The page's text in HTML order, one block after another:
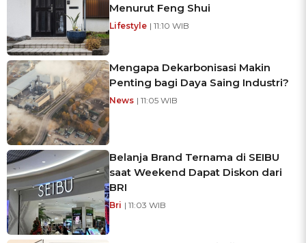
Menurut Feng Shui
Lifestyle | 11:10 WIB
Mengapa Dekarbonisasi Makin
Penting bagi Daya Saing Industri?
News | 11:05 WIB
Belanja Brand Ternama di SEIBU
saat Weekend Dapat Diskon dari
BRI
Bri | 11:03 WIB